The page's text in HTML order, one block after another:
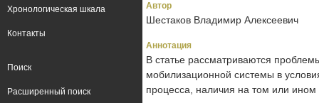
Автор
Шестаков Владимир Алексеевич
Аннотация
В статье рассматриваются
мобилизационной системы в
процесса, наличия на том или ином
Хронологическая шкала
Контакты
Поиск
Расширенный поиск